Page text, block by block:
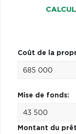
Coût de la
Mise de fonds:
Montant du